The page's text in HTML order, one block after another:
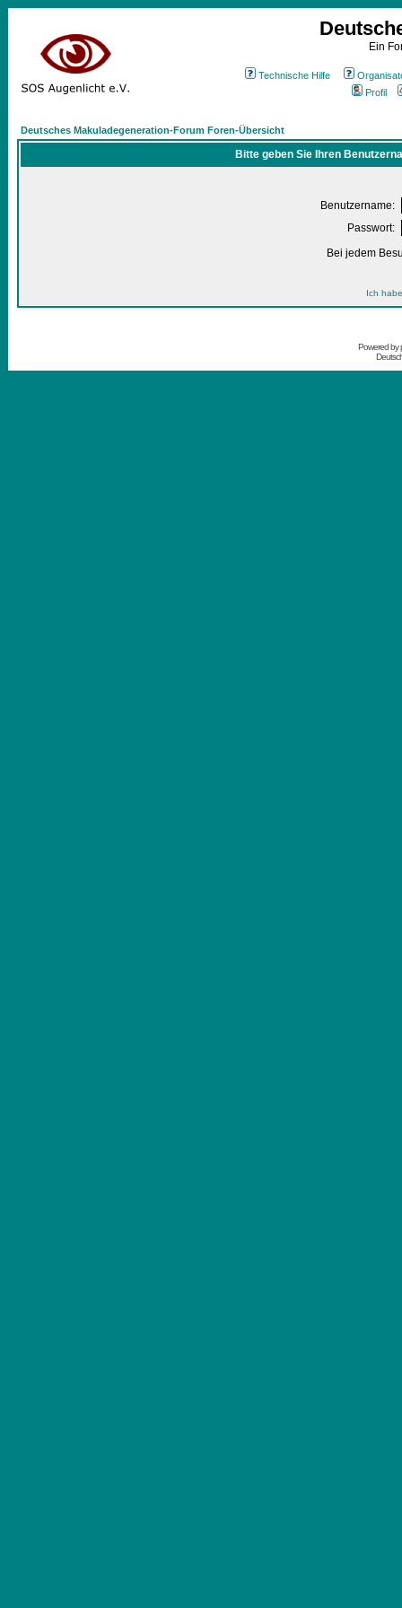
Ein
Technische Hilfe
Profil
Deutsches Makuladegeneration-Forum Foren-Übersicht
Bitte geben Sie Ihren
Benutzername:
Passwort:
Bei jedem
Ich
Powered by